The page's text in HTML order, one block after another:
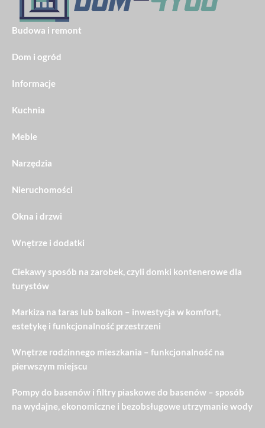
Budowa i remont
Dom i ogród
Informacje
Kuchnia
Meble
Narzędzia
Nieruchomości
Okna i drzwi
Wnętrze i dodatki
Ciekawy sposób na zarobek, czyli domki kontenerowe dla
turystów
Markiza na taras lub balkon – inwestycja w komfort,
estetykę i funkcjonalność przestrzeni
Wnętrze rodzinnego mieszkania – funkcjonalność na
pierwszym miejscu
Pompy do basenów i filtry piaskowe do basenów – sposób
na wydajne, ekonomiczne i bezobsługowe utrzymanie wody